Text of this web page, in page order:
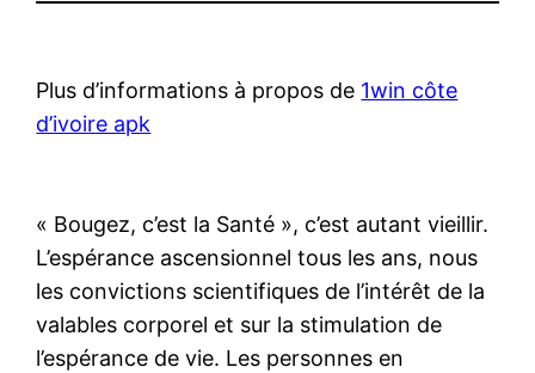
Plus d’informations à propos de 1win côte
d’ivoire apk
« Bougez, c’est la Santé », c’est autant vieillir.
L’espérance ascensionnel tous les ans, nous
les convictions scientifiques de l’intérêt de la
valables corporel et sur la stimulation de
l’espérance de vie. Les personnes en